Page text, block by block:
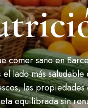
comer sano en
el lado más
las propiedades
equilibrada sin